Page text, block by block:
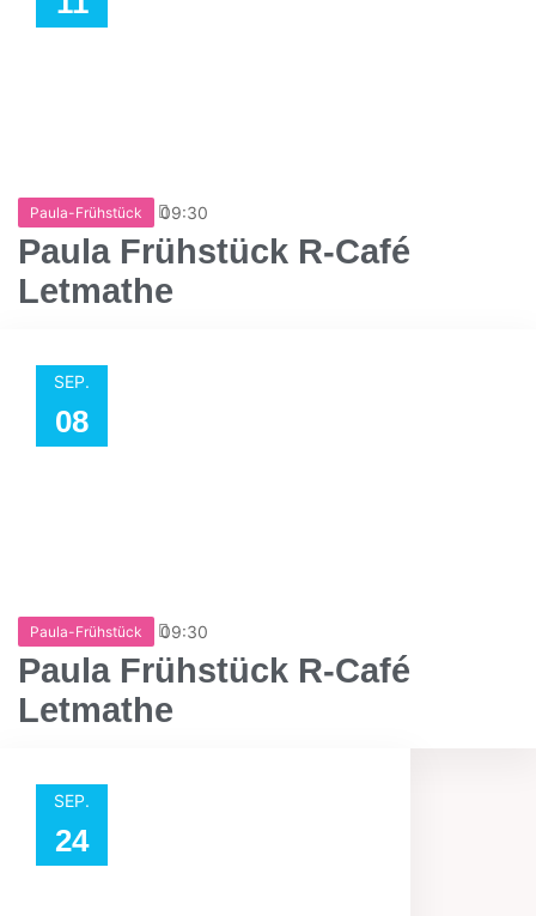
Paula-Frühstück 09:30
Paula Frühstück R-Café
Letmathe
SEP.
08
Paula-Frühstück 09:30
Paula Frühstück R-Café
Letmathe
SEP.
24